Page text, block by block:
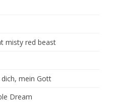
misty red beast
mein Gott
Dream